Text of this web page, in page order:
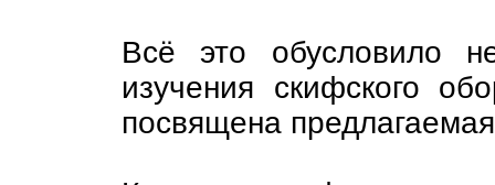
Всё это обусловило
изучения скифского
посвящена